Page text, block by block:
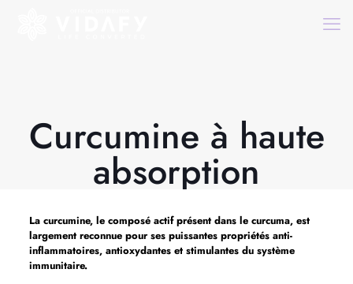
Curcumine à haute
absorption
La curcumine, le composé actif présent dans le curcuma, est
largement reconnue pour ses puissantes propriétés anti-
inflammatoires, antioxydantes et stimulantes du système
immunitaire.